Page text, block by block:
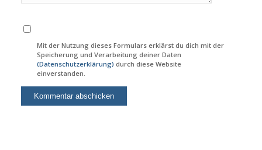
Mit der Nutzung dieses Formulars erklärst du dich mit der
Speicherung und Verarbeitung deiner Daten
(Datenschutzerklärung) durch diese Website
einverstanden.